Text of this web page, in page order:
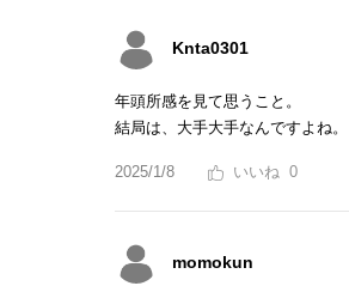
Knta0301
年頭所感を見て思うこと。
結局は、大手大手なんですよね。
2025/1/8 0
momokun